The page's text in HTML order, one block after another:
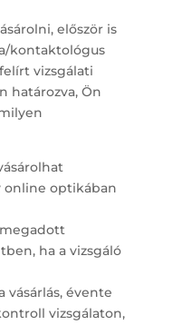
először is
kontaktológus
vizsgálati
határozva, Ön
online optikában
ha a vizsgáló
évente
vizsgálaton,